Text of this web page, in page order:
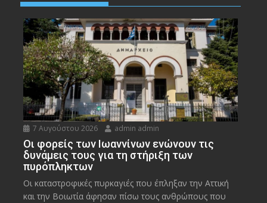
7 Αυγούστου 2026 admin admin
Οι φορείς των Ιωαννίνων ενώνουν τις
δυνάμεις τους για τη στήριξη των
πυρόπληκτων
Οι καταστροφικές πυρκαγιές που έπληξαν την Αττική
και την Bοιωτία άφησαν πίσω τους ανθρώπους που